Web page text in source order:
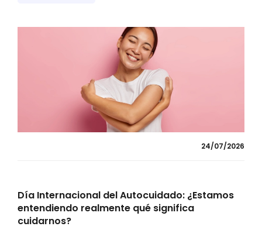
24/07/2026
Día Internacional del Autocuidado: ¿Estamos
entendiendo realmente qué significa
cuidarnos?